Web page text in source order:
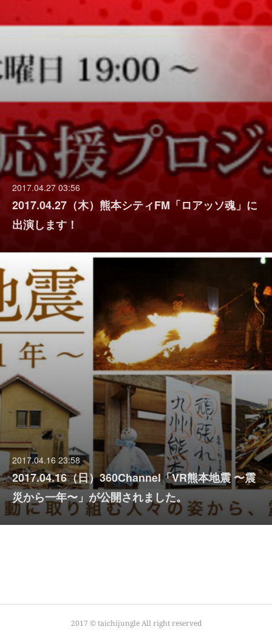
2017.04.27 03:56
2017.04.27（木）熊本シティFM「ロアッソ魂」に
出演します！
2017.04.16 23:58
2017.04.16（日）360Channel「VR熊本地震 〜震
災から一年〜」が公開されました。
2017 © taichijungle All right reserved